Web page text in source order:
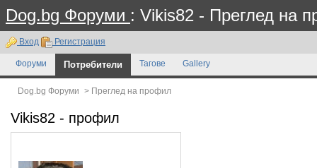
Dog.bg Форуми : Vikis82 - Преглед на
Вход Регистрация
Форуми Потребители Тагове Gallery
Dog.bg Форуми > Преглед на профил
Vikis82 - профил